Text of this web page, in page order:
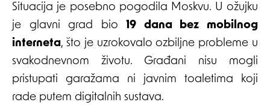
Situacija je posebno pogodila Moskvu. U ožujku
je glavni grad bio19 dana bez mobilnog
interneta, što je uzrokovalo ozbiljne probleme u
svakodnevnom životu. Građani nisu mogli
pristupati garažama ni javnim toaletima koji
rade putem digitalnih sustava.